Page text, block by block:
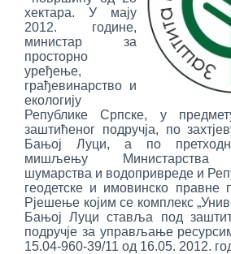
хектара. У мају
2012. године,
министар за
просторно
уређење,
грађевинарство и
екологију
Републике Српске, у
заштићеног подручја, по
Бањој Луци, а по
мишљењу Министарства
шумарства и водопривреде и
геодетске и имовинско правне
Рјешење којим се комплекс
Бањoj Луци ставља под
подручје за управљање
15.04-960-39/11 од 16.05. 2012.